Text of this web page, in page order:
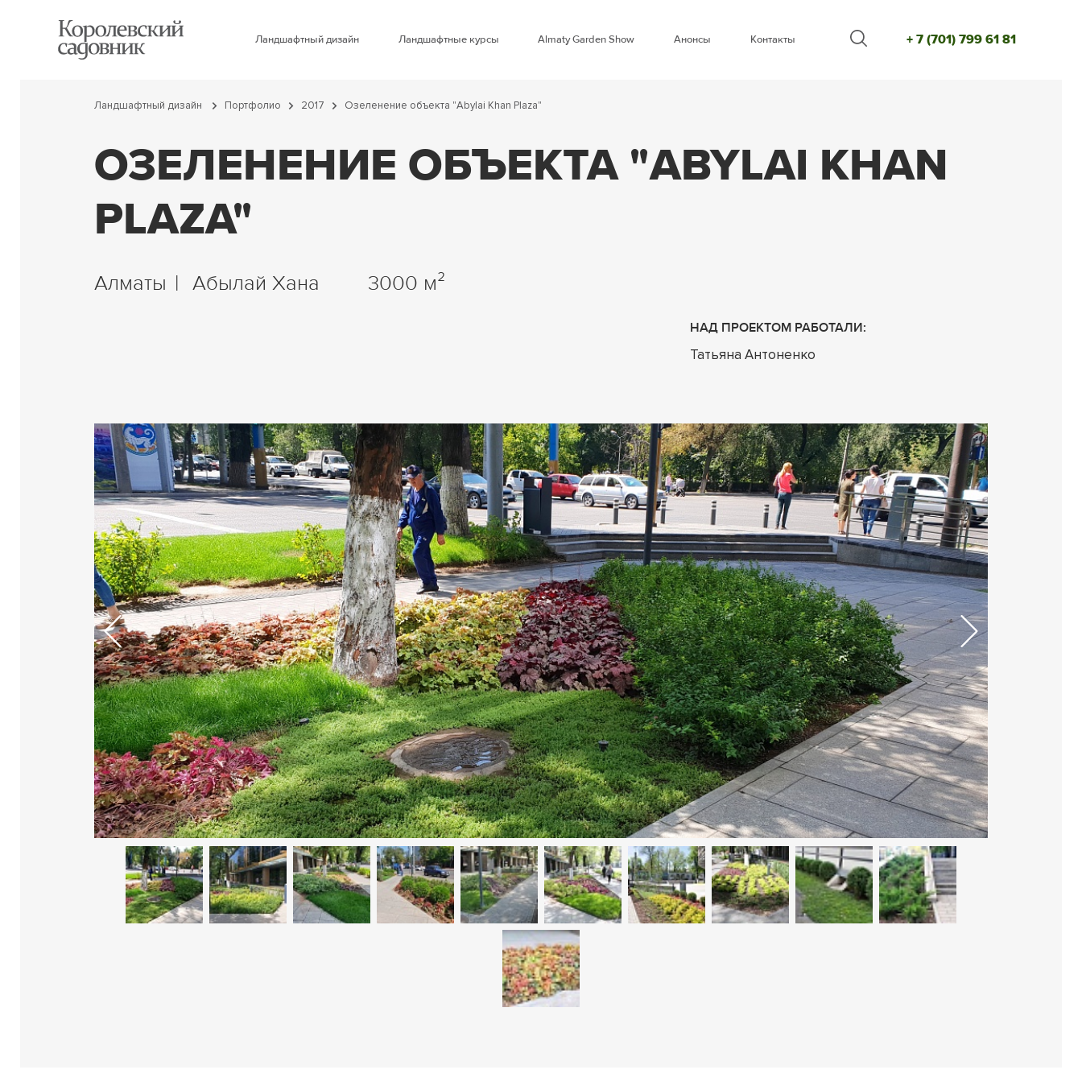
Ландшафтный дизайн Ландшафтные курсы Almaty Garden Show Анонсы Контакты + 7 (701) 799 61 81
Ландшафтный дизайн Портфолио 2017 Озеленение объекта "Abylai Khan Plaza"
ОЗЕЛЕНЕНИЕ ОБЪЕКТА "ABYLAI KHAN
PLAZA"
Алматы Абылай Хана 3000
НАД ПРОЕКТОМ РАБОТАЛИ:
Татьяна Антоненко